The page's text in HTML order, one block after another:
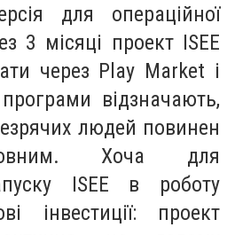
для операційної
3 місяці проект ISEE
через Play Market і
відзначають,
людей повинен
Хоча для
ISEE в роботу
інвестиції: проект